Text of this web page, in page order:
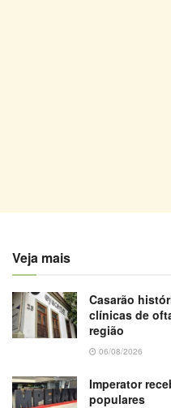
Veja mais
Casarão
clínicas de
região
06/08/2026
Imperator
populares